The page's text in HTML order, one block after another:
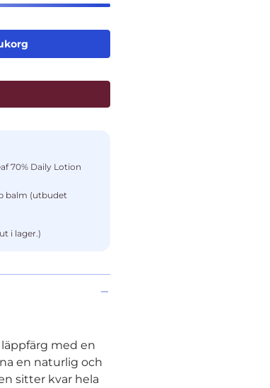
70% Daily Lotion
balm (utbudet
i lager.)
med en
en naturlig och
sitter kvar hela